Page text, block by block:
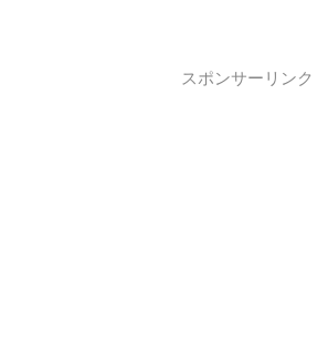
スポンサーリンク